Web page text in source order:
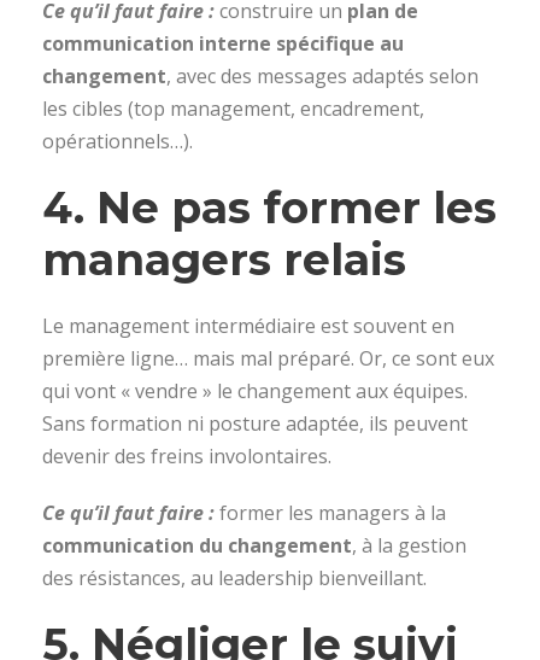
Ce qu’il faut faire :construire un plan de
communication interne spécifique au
changement, avec des messages adaptés selon
les cibles (top management, encadrement,
opérationnels…).
4. Ne pas former les
managers relais
Le management intermédiaire est souvent en
première ligne… mais mal préparé. Or, ce sont eux
qui vont « vendre » le changement aux équipes.
Sans formation ni posture adaptée, ils peuvent
devenir des freins involontaires.
Ce qu’il faut faire :former les managers à la
communication du changement, à la gestion
des résistances, au leadership bienveillant.
5. Négliger le suivi